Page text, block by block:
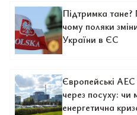
Підтримка
чому поляки
України в ЄС
Європейські
через посуху: чи
енергетична